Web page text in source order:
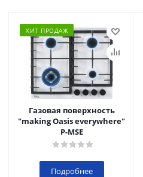
ХИТ ПРОДАЖ
Газовая поверхность
"making Oasis everywhere"
P-MSE
Подробнее